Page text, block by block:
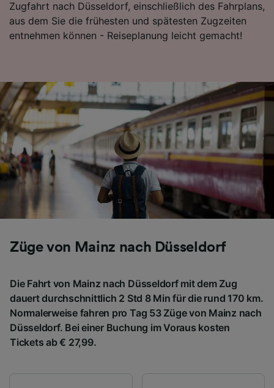
Zugfahrt nach Düsseldorf, einschließlich des Fahrplans,
aus dem Sie die frühesten und spätesten Zugzeiten
entnehmen können - Reiseplanung leicht gemacht!
Züge von Mainz nach Düsseldorf
Die Fahrt von Mainz nach Düsseldorf mit dem Zug
dauert durchschnittlich 2 Std 8 Min für die rund 170 km.
Normalerweise fahren pro Tag 53 Züge von Mainz nach
Düsseldorf. Bei einer Buchung im Voraus kosten
Tickets ab € 27,99.
Folgendes bereitzustellen:
Verwendung genauer Standortdaten.
Endgeräteeigenschaften zur Identifikation
von Werbeleistung und der Performance von
Inhalten, Zielgruppenforschung sowie
Entwicklung und Verbesserung von
Angeboten.
Liste der Partner (Lieferanten)